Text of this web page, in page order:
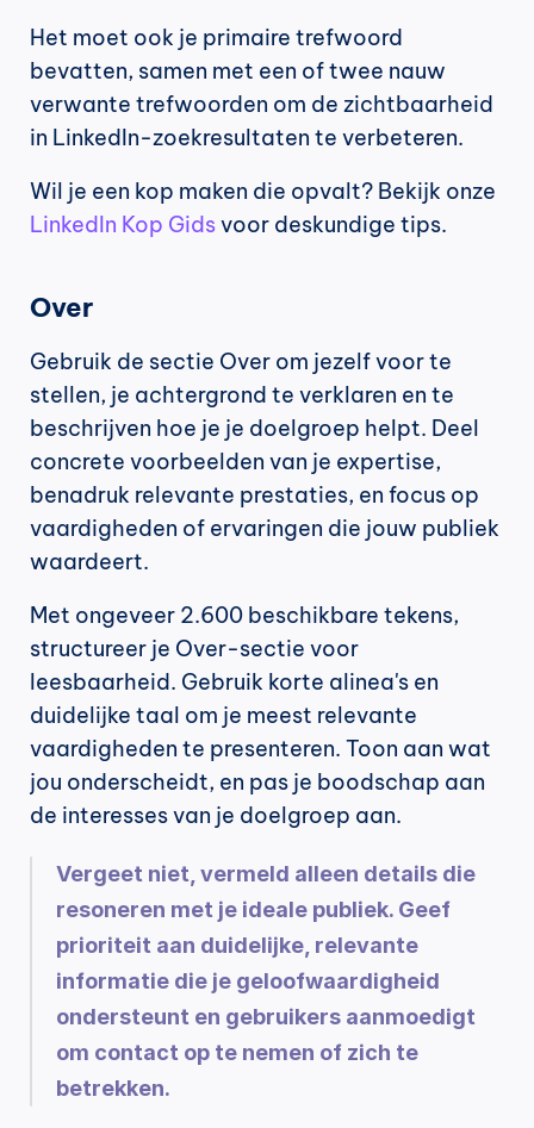
Het moet ook je primaire trefwoord
bevatten, samen met een of twee nauw
verwante trefwoorden om de zichtbaarheid
in LinkedIn-zoekresultaten te verbeteren.
LinkedIn Kop Gids voor deskundige tips.
Over
Gebruik de sectie Over om jezelf voor te
stellen, je achtergrond te verklaren en te
beschrijven hoe je je doelgroep helpt. Deel
concrete voorbeelden van je expertise,
benadruk relevante prestaties, en focus op
vaardigheden of ervaringen die jouw publiek
waardeert.
Met ongeveer 2.600 beschikbare tekens,
structureer je Over-sectie voor
leesbaarheid. Gebruik korte alinea's en
duidelijke taal om je meest relevante
vaardigheden te presenteren. Toon aan wat
jou onderscheidt, en pas je boodschap aan
de interesses van je doelgroep aan.
Vergeet niet, vermeld alleen details die
resoneren met je ideale publiek. Geef
prioriteit aan duidelijke, relevante
informatie die je geloofwaardigheid
ondersteunt en gebruikers aanmoedigt
om contact op te nemen of zich te
betrekken.